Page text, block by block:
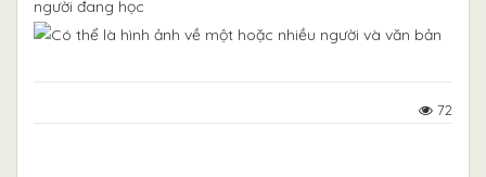
72